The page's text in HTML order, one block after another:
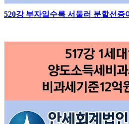
520강 부자일수록 서둘러 분할선증